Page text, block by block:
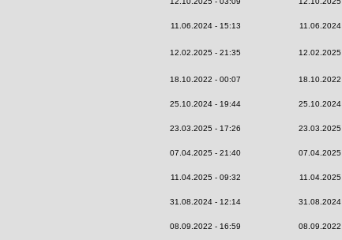
11.06.2024 - 15:13 11.06.2024
12.02.2025 - 21:35 12.02.2025
18.10.2022 - 00:07 18.10.2022
25.10.2024 - 19:44 25.10.2024
23.03.2025 - 17:26 23.03.2025
07.04.2025 - 21:40 07.04.2025
11.04.2025 - 09:32 11.04.2025
31.08.2024 - 12:14 31.08.2024
08.09.2022 - 16:59 08.09.2022